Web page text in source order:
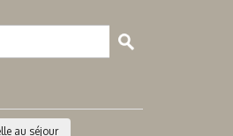
au séjour